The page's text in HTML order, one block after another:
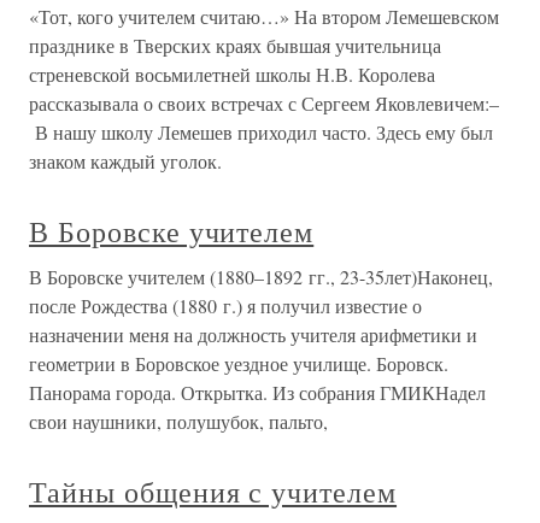
«Тот, кого учителем считаю…» На втором Лемешевском
празднике в Тверских краях бывшая учительница
стреневской восьмилетней школы Н.В. Королева
рассказывала о своих встречах с Сергеем Яковлевичем:–
В нашу школу Лемешев приходил часто. Здесь ему был
знаком каждый уголок.
В Боровске учителем
В Боровске учителем (1880–1892 гг., 23-35лет)Наконец,
после Рождества (1880 г.) я получил известие о
назначении меня на должность учителя арифметики и
геометрии в Боровское уездное училище. Боровск.
Панорама города. Открытка. Из собрания ГМИКНадел
свои наушники, полушубок, пальто,
Тайны общения с учителем